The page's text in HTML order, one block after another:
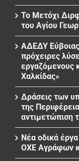
Το Μετόχι
του Αγίου
ΑΔΕΔΥ
πρόχειρες
εργαζόμενους
Χαλκίδας»
Δράσεις των
της
αντιμετώπιση
Νέα οδικά
ΟΧΕ Αγράφων